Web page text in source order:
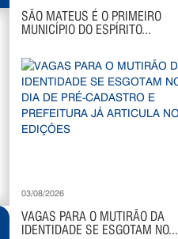
SÃO MATEUS É O PRIMEIRO
MUNICÍPIO DO ESPÍRITO...
03/08/2026
VAGAS PARA O MUTIRÃO DA
IDENTIDADE SE ESGOTAM NO...